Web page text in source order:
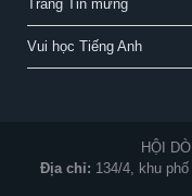
Trang Tin mừng
Vui học Tiếng Anh
HỘI
Địa chỉ: 134/4, khu